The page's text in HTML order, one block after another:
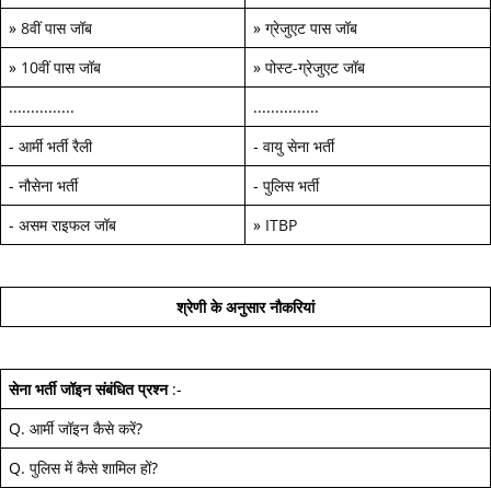
» 8वीं पास जॉब » ग्रेजुएट पास जॉब
» 10वीं पास जॉब » पोस्ट-ग्रेजुएट जॉब
...............
...............
- आर्मी भर्ती रैली - वायु सेना भर्ती
- नौसेना भर्ती - पुलिस भर्ती
- असम राइफल जॉब » ITBP
श्रेणी के अनुसार नौकरियां
सेना भर्ती जॉइन संबंधित प्रश्न:-
Q. आर्मी जॉइन कैसे करें?
Q. पुलिस में कैसे शामिल हों?